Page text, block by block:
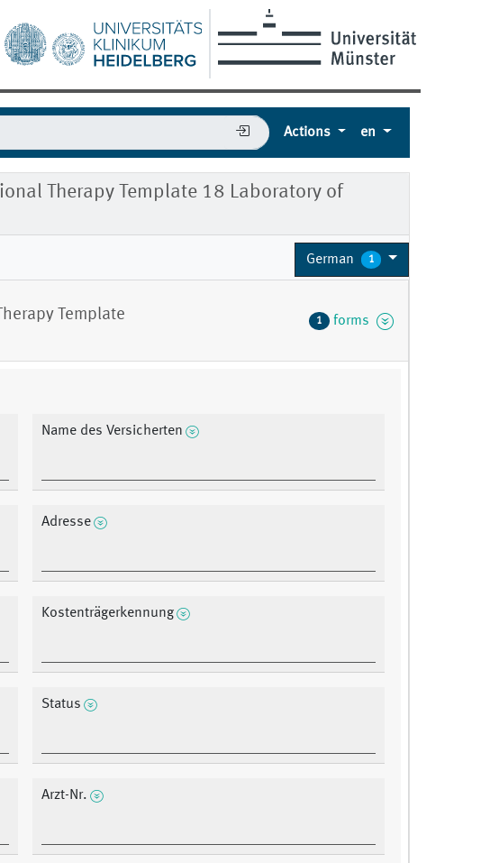
Actions en
Therapy Template 18 Laboratory of
German 1
Template
1 forms
Name des Versicherten
Adresse
Kostenträgerkennung
Status
Arzt-Nr.